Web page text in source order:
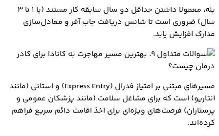
بله، معمولا داشتن حداقل دو سال سابقه کار مستند (یا ۱ تا ۳
سال) ضروری است تا شانس دریافت جاب آفر و معادل‌سازی
مدارک افزایش یابد.
۹. بهترین مسیر مهاجرت به کانادا برای کادر
درمان چیست؟
مسیرهای مبتنی بر امتیاز فدرال (Express Entry) و استانی (مانند
انتاریو) است که برای مشاغل سلامت (مانند پزشکان عمومی و
پرستاران) فرصت‌های ویژه‌ای برای اخذ اقامت دائم سریع فراهم
کرده‌اند.